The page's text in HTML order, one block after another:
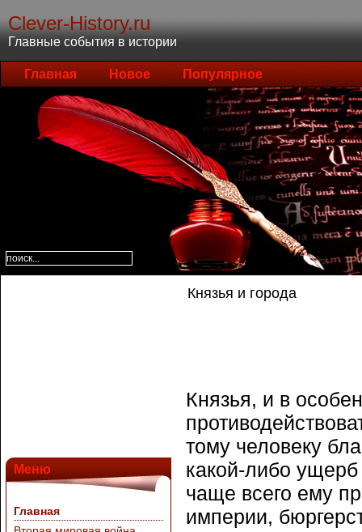
Clever-History.ru
Главные события в истории
Главная Новое Популярное
Меню
Главная
Князья и города
Князья, и в
тому человеку
какой-либо
чаще всего ему
империи,